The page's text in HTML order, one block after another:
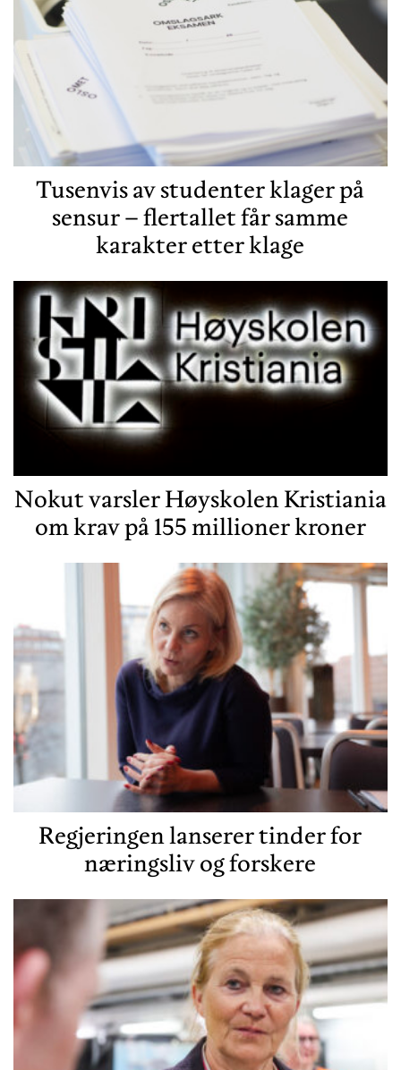
Tusenvis av studenter klager på
sensur – flertallet får samme
karakter etter klage
Nokut varsler Høyskolen Kristiania
om krav på 155 millioner kroner
Regjeringen lanserer tinder for
næringsliv og forskere